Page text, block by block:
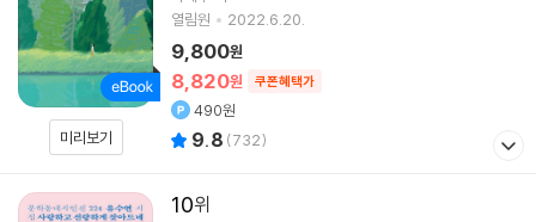
미리보기
열림원
2022.6.20.
8,820원 쿠폰혜택가
9,800원
490원
9.8 (732)
10